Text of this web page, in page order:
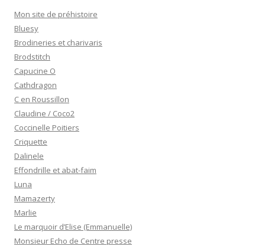
Mon site de préhistoire
Bluesy
Brodineries et charivaris
Brodstitch
Capucine O
Cathdragon
C en Roussillon
Claudine / Coco2
Coccinelle Poitiers
Criquette
Dalinele
Effondrille et abat-faim
Luna
Mamazerty
Marlie
Le marquoir d’Elise (Emmanuelle)
Monsieur Echo de Centre presse